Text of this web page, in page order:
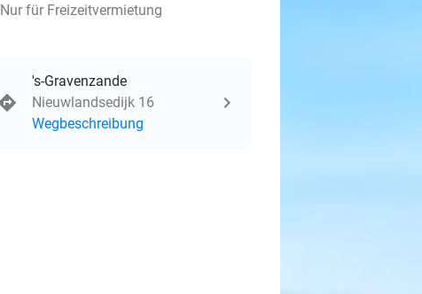
Nur für Freizeitvermietung
's-Gravenzande
Nieuwlandsedijk 16
Wegbeschreibung